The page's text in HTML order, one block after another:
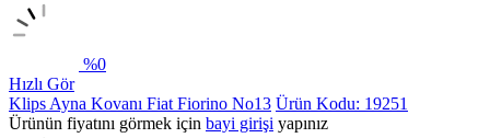
%0
Hızlı Gör
Klips Ayna Kovanı Fiat Fiorino No13 Ürün Kodu: 19251
Ürünün fiyatını görmek için bayi girişi yapınız